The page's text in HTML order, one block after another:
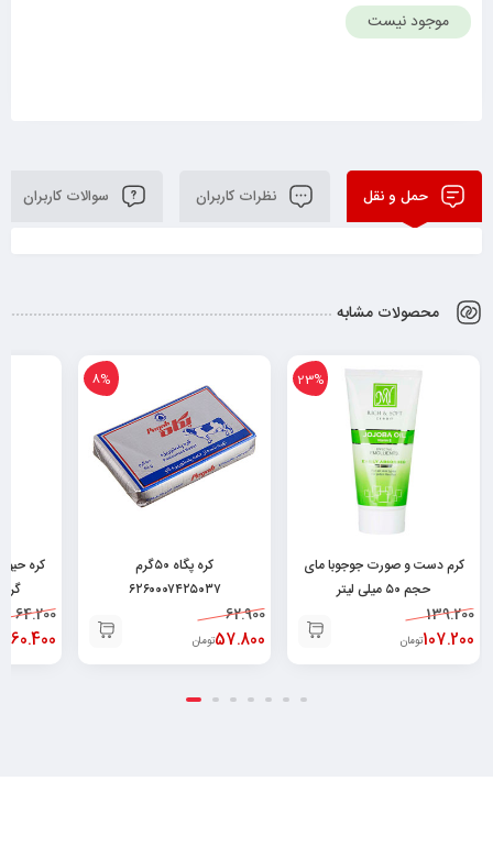
موجود نیست
حمل و نقل نظرات کاربران سوالات کاربران
محصولات مشابه
23%
کرم دست و صورت جوجوبا مای
حجم ۵۰ میلی لیتر
۶۲۶۰۴۸۲۵۲۰۰۲۹139.200
107.200تومان
8%
کره پگاه ۵۰گرم
۶۲۶۰۰۰۷۴۲۵۰۳۷
62.900
57.800تومان
گرم ۶۲۶۰۱۷۶۸۰۲۹۲۹
64.200
60.400